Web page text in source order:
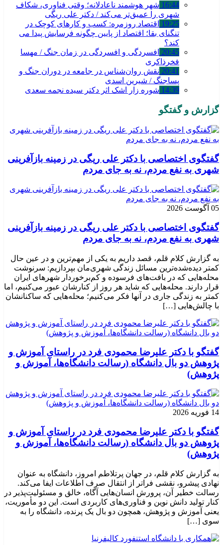
16:44 شهر هوشمند ناعادلانه؛ وقتی فناوری، شکاف
شهری را عمیق‌تر می‌کند / دکتر علی ریگی
19:25 اقتصاد روزمره: کسب‌ و کارهای کوچک در
تنگنای بقا؛ اقتصاد از پایین چگونه فرسایش پیدا می
کند؟
20:45 افسردگی و افسردگی در زمان جنگ / مهسا
فخرذاکری
20:41 نقش روان‌شناس در جامعه در دوران جنگ و
پساجنگ / شیرین اسدی
14:39 شوره زار اشک اثر دکتر سیده نجمه سعدی
گزارش و گفتگو
گفتگوی اختصاصی با دکتر علی ریگی در زمینه بازآفرینی
شهری به نفع مردم، نه به جای مردم
05 آگوست 2026
گفتگوی اختصاصی با دکتر علی ریگی در زمینه بازآفرینی
شهری به نفع مردم، نه به جای مردم
به گزارش کلام قلم، قصد داریم به یکی از مهم‌ترین و در عین حال
کمتر دیده‌شده‌ترین مسائل زندگی شهری‌مان بپردازیم: سرنوشت
محله‌هایی که در بافت‌های فرسوده و کم‌برخوردار شهرهای ایران
قرار دارند. محله‌هایی که شاید هر روز از کنارشان عبور می‌کنیم، اما
کمتر به زندگی جاری در آنها فکر می‌کنیم؛ محله‌هایی که ساکنانشان
با چالش‌هایی […]
گفتگو با دکتر علیرضا محمودی فرد در راستای آموزش و
پژوهش دو بال دانشگاه (رسالت دانشگاه‌ها، آموزش و
پژوهش)
14 فوریه 2026
گفتگو با دکتر علیرضا محمودی فرد در راستای آموزش و
پژوهش دو بال دانشگاه (رسالت دانشگاه‌ها، آموزش و
پژوهش)
به گزارش کلام قلم، در جهان پرتلاطم امروز، دانشگاه به عنوان
نهادی پیشرو، نقشی فراتر از انتقال صرف اطلاعات ایفا می‌کند.
رسالت خطیر آن، پرورش انسان‌هایی آگاه، خالق و مسئولیت‌پذیر در
کنار تولید دانش نوین و فناوری‌های کاربردی است. این دو مأموریت،
یعنی آموزش و پژوهش، همچون دو بال یک پرنده، دانشگاه را به
سوی […]